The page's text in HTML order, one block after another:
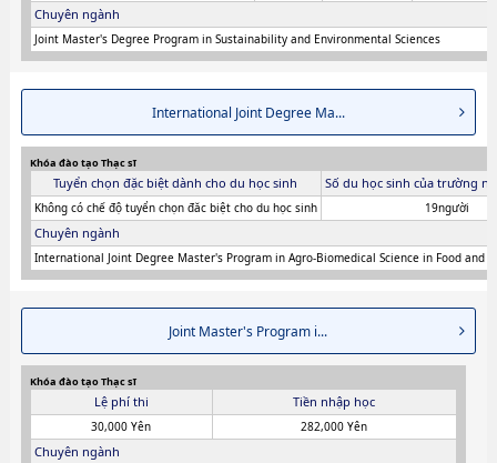
Chuyên ngành
Joint Master's Degree Program in Sustainability and Environmental Sciences
International Joint Degree Ma...
Khóa đào tạo Thạc sĩ
Tuyển chọn đặc biệt dành cho du học sinh Số du học sinh của trường
Không có chế độ tuyển chọn đăc biệt cho du học sinh 19người
Chuyên ngành
International Joint Degree Master's Program in Agro-Biomedical Science in Food and
Joint Master's Program i...
Khóa đào tạo Thạc sĩ
Lệ phí thi Tiền nhập học
30,000 Yên 282,000 Yên
Chuyên ngành